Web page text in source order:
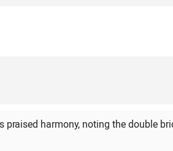
praised harmony, noting the double